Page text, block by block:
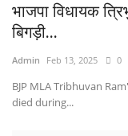
भाजपा विधायक
बिगड़ी...
Admin Feb 13, 2025 0
BJP MLA Tribhuvan
died during...